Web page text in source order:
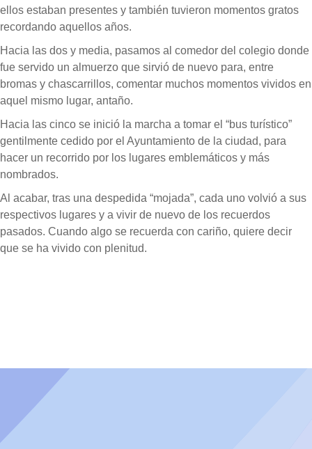
ellos estaban presentes y también tuvieron momentos gratos
recordando aquellos años.
Hacia las dos y media, pasamos al comedor del colegio donde
fue servido un almuerzo que sirvió de nuevo para, entre
bromas y chascarrillos, comentar muchos momentos vividos en
aquel mismo lugar, antaño.
Hacia las cinco se inició la marcha a tomar el “bus turístico”
gentilmente cedido por el Ayuntamiento de la ciudad, para
hacer un recorrido por los lugares emblemáticos y más
nombrados.
Al acabar, tras una despedida “mojada”, cada uno volvió a sus
respectivos lugares y a vivir de nuevo de los recuerdos
pasados. Cuando algo se recuerda con cariño, quiere decir
que se ha vivido con plenitud.